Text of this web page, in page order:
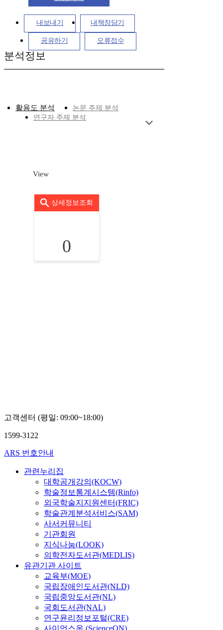
내보내기 내책장담기
공유하기 오류접수
분석정보
활용도 분석
논문 주제 분석
연구자 주제 분석
View
상세정보조회
0
고객센터 (평일: 09:00~18:00)
1599-3122
ARS 번호안내
관련누리집
대학공개강의(KOCW)
학술정보통계시스템(Rinfo)
외국학술지지원센터(FRIC)
학술관계분석서비스(SAM)
사서커뮤니티
기관회원
지식나눔(LOOK)
의학전자도서관(MEDLIS)
유관기관 사이트
교육부(MOE)
국립장애인도서관(NLD)
국립중앙도서관(NL)
국회도서관(NAL)
연구윤리정보포털(CRE)